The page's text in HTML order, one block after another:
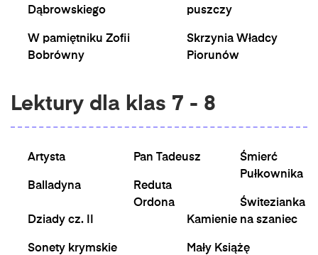
Dąbrowskiego
W pamiętniku Zofii
Bobrówny
puszczy
Skrzynia Władcy
Piorunów
Lektury dla klas 7 - 8
Artysta
Balladyna
Pan Tadeusz
Reduta
Ordona
Śmierć
Pułkownika
Świtezianka
Dziady cz. II
Sonety krymskie
Kamienie na szaniec
Mały Książę